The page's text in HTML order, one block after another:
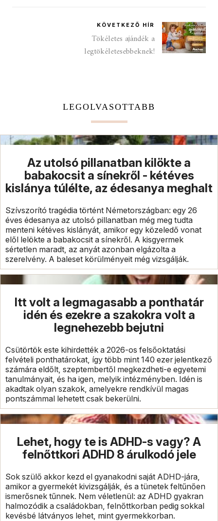
KÖVETKEZŐ HÍR
Tökéletes ajándék a
legtökéletesebbeknek!
LEGOLVASOTTABB
Az utolsó pillanatban kilökte a
babakocsit a sínekről - kétéves
kislánya túlélte, az édesanya meghalt
Szívszorító tragédia történt Németországban: egy 26
éves édesanya az utolsó pillanatban még meg tudta
menteni kétéves kislányát, amikor egy közeledő vonat
elől lelökte a babakocsit a sínekről. A kisgyermek
sértetlen maradt, az anyát azonban elgázolta a
szerelvény. A baleset körülményeit még vizsgálják.
Itt volt a legmagasabb a ponthatár
idén és ezekre a szakokra volt a
legnehezebb bejutni
Csütörtök este kihirdették a 2026-os felsőoktatási
felvételi ponthatárokat, így több mint 140 ezer jelentkező
számára eldőlt, szeptembertől megkezdheti-e egyetemi
tanulmányait, és ha igen, melyik intézményben. Idén is
akadtak olyan szakok, amelyekre rendkívül magas
pontszámmal lehetett csak bekerülni.
Lehet, hogy te is ADHD-s vagy? A
felnőttkori ADHD 8 árulkodó jele
Sok szülő akkor kezd el gyanakodni saját ADHD-jára,
amikor a gyermekét kivizsgálják, és a tünetek feltűnően
ismerősnek tűnnek. Nem véletlenül: az ADHD gyakran
halmozódik a családokban, felnőttkorban pedig sokkal
kevésbé látványos lehet, mint gyermekkorban.